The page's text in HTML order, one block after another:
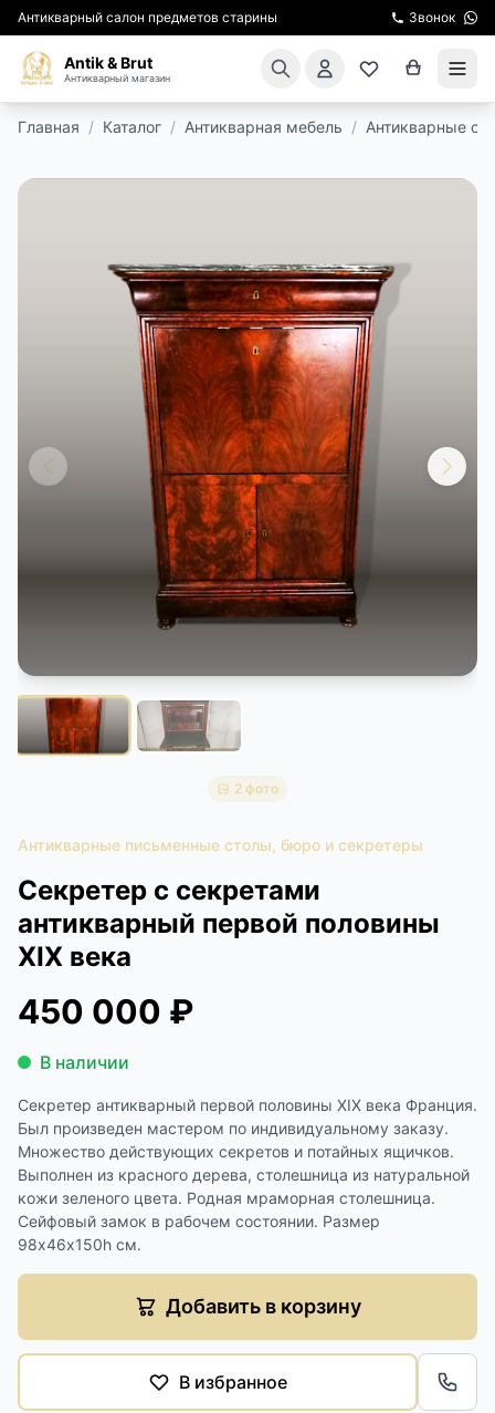
Антикварный салон предметов старины Звонок
Antik & Brut
Антикварный магазин
КИНОСЪЕМКА
ЭКСКУРСИИ
РЕСТАВРАЦИЯ
КУРСЫ ПО РЕСТАВРАЦИИ
ДОСТАВКА И ОПЛАТА
Главная / Каталог / Антикварная мебель / Антикварные
2 фото
Антикварные письменные столы, бюро и секретеры
Секретер с секретами
антикварный первой половины
XIX века
450 000 ₽
В наличии
Секретер антикварный первой половины XIX века Франция.
Был произведен мастером по индивидуальному заказу.
Множество действующих секретов и потайных ящичков.
Выполнен из красного дерева, столешница из натуральной
кожи зеленого цвета. Родная мраморная столешница.
Сейфовый замок в рабочем состоянии. Размер
98х46х150h см.
Добавить в корзину
В избранное